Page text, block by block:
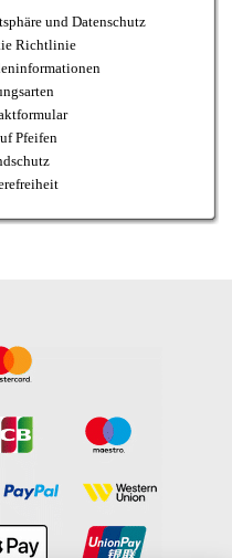
und Datenschutz
Richtlinie
Pfeifen